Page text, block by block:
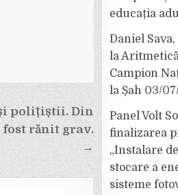
polițiștii. Din
rănit grav.
→
educația
Daniel
la
Campion
la Șah 03/
Panel Volt
finalizarea
„Instalare
stocare a
sisteme